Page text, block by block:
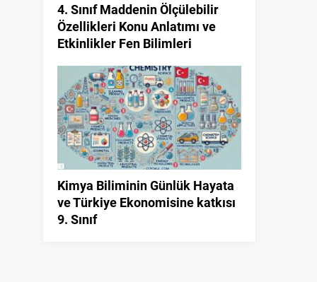
4. Sınıf Maddenin Ölçülebilir
Özellikleri Konu Anlatımı ve
Etkinlikler Fen Bilimleri
Kimya Biliminin Günlük Hayata
ve Türkiye Ekonomisine katkısı
9. Sınıf